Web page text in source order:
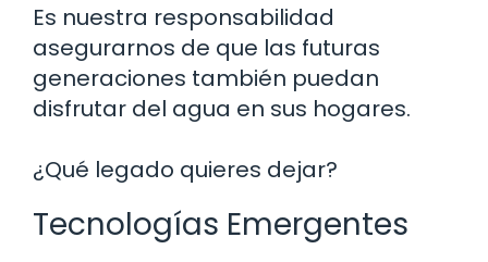
Es nuestra responsabilidad
asegurarnos de que las futuras
generaciones también puedan
disfrutar del agua en sus hogares.
¿Qué legado quieres dejar?
Tecnologías Emergentes